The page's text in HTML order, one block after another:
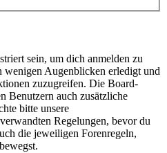
sein, um dich anmelden zu
Augenblicken erledigt und
zuzugreifen. Die Board-
Benutzern auch zusätzliche
bitte unsere
Regelungen, bevor du
die jeweiligen Forenregeln,